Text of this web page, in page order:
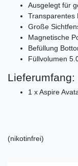
Ausgelegt für
Transparentes
Große
Magnetische
Befüllung
Füllvolumen
Lieferumfang:
1 x Aspire
(nikotinfrei)